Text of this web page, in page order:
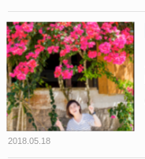
2018.05.18